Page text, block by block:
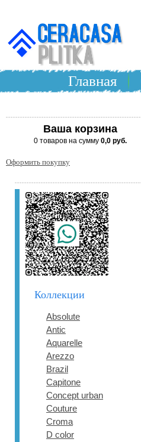
Главная
Ваша корзина
0 товаров на сумму 0,0 руб.
Оформить покупку
Коллекции
Absolute
Antic
Aquarelle
Arezzo
Brazil
Capitone
Concept urban
Couture
Croma
D color